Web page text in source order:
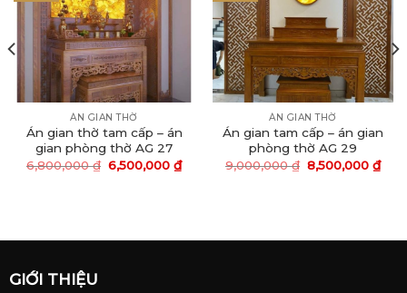
ÁN GIAN THỜ
Án gian thờ tam cấp – án
gian phòng thờ AG 27
6,800,000₫ 6,500,000₫
ÁN GIAN THỜ
Án gian tam cấp – án gian
phòng thờ AG 29
9,000,000₫ 8,500,000₫
GIỚI THIỆU